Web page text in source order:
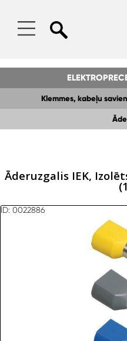
Klemmes, kabeļu
Āderuzgalis IEK,
ID: 0022886